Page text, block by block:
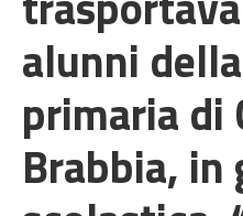
alunni
primaria di
Brabbia, in